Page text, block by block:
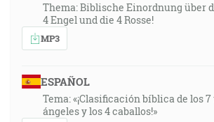
Thema: Biblische Einordnung über
4 Engel und die 4 Rosse!
MP3
ESPAÑOL
Tema: «¡Clasificación bíblica de los
ángeles y los 4 caballos!»